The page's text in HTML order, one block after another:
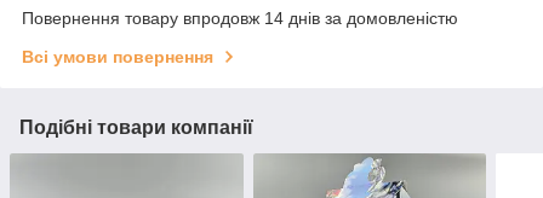
Повернення товару впродовж 14 днів за домовленістю
Всі умови повернення
Подібні товари компанії